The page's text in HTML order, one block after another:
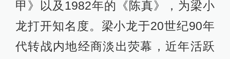
甲》以及1982年的《陈真》，为梁小
龙打开知名度。梁小龙于20世纪90年
代转战内地经商淡出荧幕，近年活跃